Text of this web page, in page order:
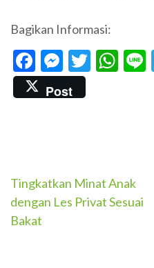
Bagikan Informasi:
Facebook
Post
Navigasi
pos
Tingkatkan Minat Anak
dengan Les Privat Sesuai
Bakat